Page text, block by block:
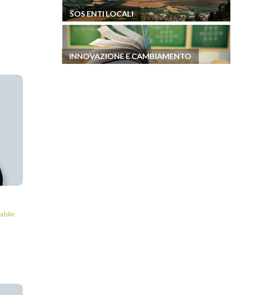
SOS ENTI LOCALI
INNOVAZIONE E CAMBIAMENTO